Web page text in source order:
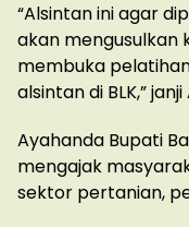
“Alsintan ini agar
akan mengusulkan
membuka
alsintan di BLK,”
Ayahanda Bupati
mengajak
sektor pertanian,